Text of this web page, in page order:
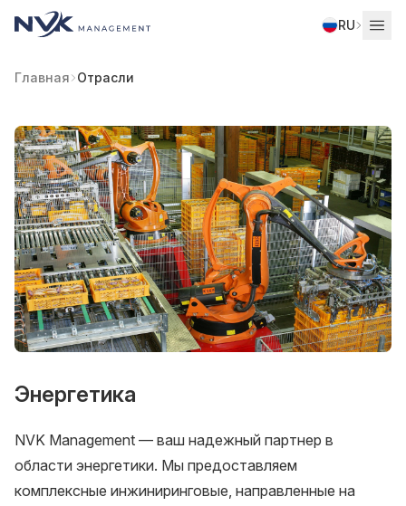
RU
Главная Отрасли
Энергетика
NVK Management — ваш надежный партнер в
области энергетики. Мы предоставляем
комплексные инжиниринговые, направленные на